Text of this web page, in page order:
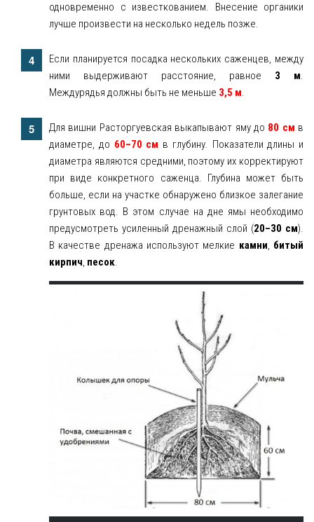
одновременно с известкованием. Внесение органики
лучше произвести на несколько недель позже.
Если планируется посадка нескольких саженцев, между
ними выдерживают расстояние, равное 3 м.
Междурядья должны быть не меньше 3,5 м.
Для вишни Расторгуевская выкапывают яму до 80 см в
диаметре, до 60–70 см в глубину. Показатели длины и
диаметра являются средними, поэтому их корректируют
при виде конкретного саженца. Глубина может быть
больше, если на участке обнаружено близкое залегание
грунтовых вод. В этом случае на дне ямы необходимо
предусмотреть усиленный дренажный слой (20–30 см).
В качестве дренажа используют мелкие камни, битый
кирпич, песок.